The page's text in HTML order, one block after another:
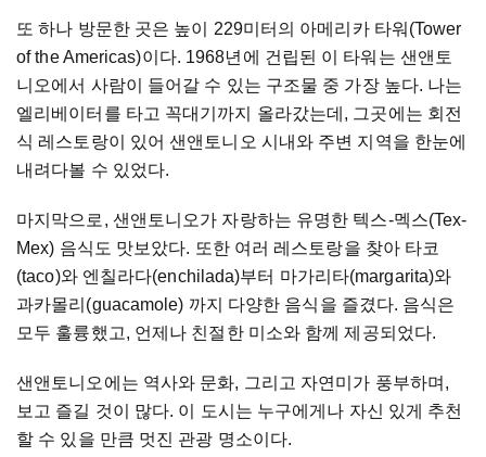
또 하나 방문한 곳은 높이 229미터의 아메리카 타워(Tower
of the Americas)이다. 1968년에 건립된 이 타워는 샌앤토
니오에서 사람이 들어갈 수 있는 구조물 중 가장 높다. 나는
엘리베이터를 타고 꼭대기까지 올라갔는데, 그곳에는 회전
식 레스토랑이 있어 샌앤토니오 시내와 주변 지역을 한눈에
내려다볼 수 있었다.
마지막으로, 샌앤토니오가 자랑하는 유명한 텍스-멕스(Tex-
Mex) 음식도 맛보았다. 또한 여러 레스토랑을 찾아 타코
(taco)와 엔칠라다(enchilada)부터 마가리타(margarita)와
과카몰리(guacamole) 까지 다양한 음식을 즐겼다. 음식은
모두 훌륭했고, 언제나 친절한 미소와 함께 제공되었다.
샌앤토니오에는 역사와 문화, 그리고 자연미가 풍부하며,
보고 즐길 것이 많다. 이 도시는 누구에게나 자신 있게 추천
할 수 있을 만큼 멋진 관광 명소이다.